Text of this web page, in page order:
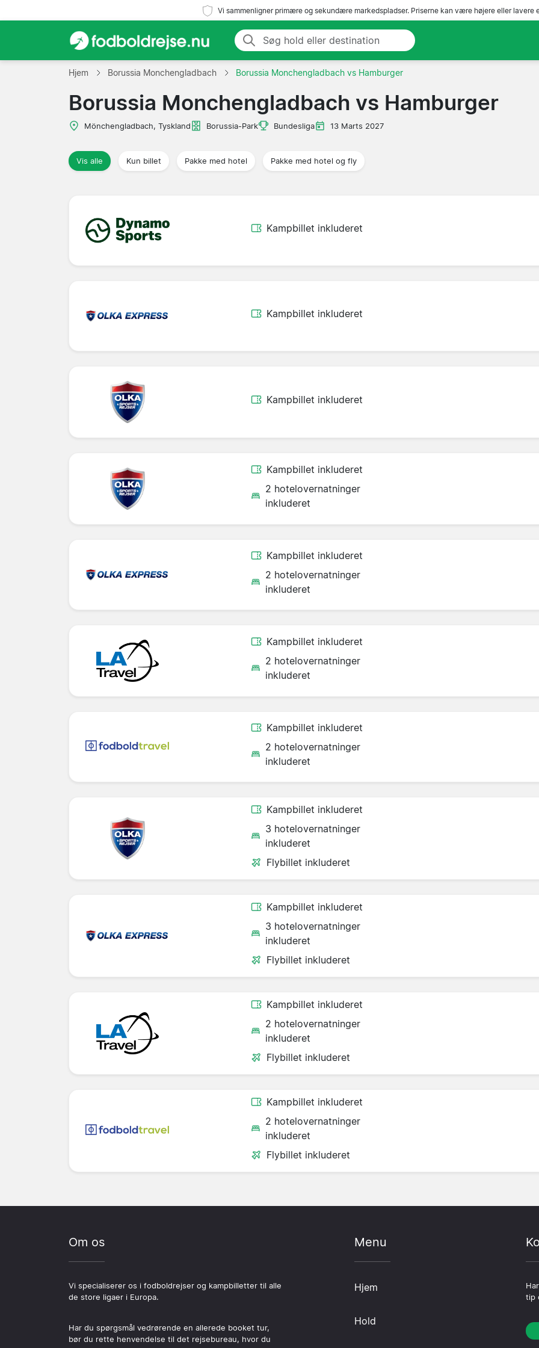
Vi sammenligner primære og sekundære markedspladser. Priserne kan være højere eller lavere
Hjem Borussia Monchengladbach Borussia Monchengladbach vs Hamburger
Borussia Monchengladbach vs Hamburger
Mönchengladbach, Tyskland Borussia-Park Bundesliga 13 Marts 2027
Vis alle Kun billet Pakke med hotel Pakke med hotel og fly
Kampbillet inkluderet
Kampbillet inkluderet
Kampbillet inkluderet
Kampbillet inkluderet
2 hotelovernatninger
inkluderet
Kampbillet inkluderet
2 hotelovernatninger
inkluderet
Kampbillet inkluderet
2 hotelovernatninger
inkluderet
Kampbillet inkluderet
2 hotelovernatninger
inkluderet
Kampbillet inkluderet
3 hotelovernatninger
inkluderet
Flybillet inkluderet
Kampbillet inkluderet
3 hotelovernatninger
inkluderet
Flybillet inkluderet
Kampbillet inkluderet
2 hotelovernatninger
inkluderet
Flybillet inkluderet
Kampbillet inkluderet
2 hotelovernatninger
inkluderet
Flybillet inkluderet
Om os
Vi specialiserer os i fodboldrejser og kampbilletter til alle
de store ligaer i Europa.
Har du spørgsmål vedrørende en allerede booket tur,
bør du rette henvendelse til det rejsebureau, hvor du
Menu
Hjem
Hold
tip